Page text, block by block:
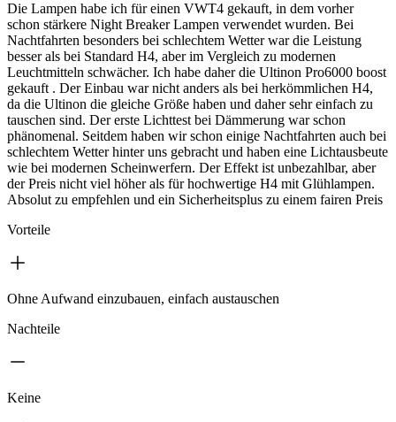
Die Lampen habe ich für einen VWT4 gekauft, in dem vorher
schon stärkere Night Breaker Lampen verwendet wurden. Bei
Nachtfahrten besonders bei schlechtem Wetter war die Leistung
besser als bei Standard H4, aber im Vergleich zu modernen
Leuchtmitteln schwächer. Ich habe daher die Ultinon Pro6000 boost
gekauft . Der Einbau war nicht anders als bei herkömmlichen H4,
da die Ultinon die gleiche Größe haben und daher sehr einfach zu
tauschen sind. Der erste Lichttest bei Dämmerung war schon
phänomenal. Seitdem haben wir schon einige Nachtfahrten auch bei
schlechtem Wetter hinter uns gebracht und haben eine Lichtausbeute
wie bei modernen Scheinwerfern. Der Effekt ist unbezahlbar, aber
der Preis nicht viel höher als für hochwertige H4 mit Glühlampen.
Absolut zu empfehlen und ein Sicherheitsplus zu einem fairen Preis
Vorteile
Ohne Aufwand einzubauen, einfach austauschen
Nachteile
Keine